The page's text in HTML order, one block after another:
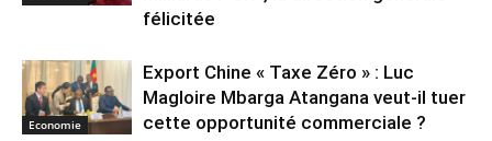
félicitée
Economie
Export Chine « Taxe Zéro » : Luc
Magloire Mbarga Atangana veut-il tuer
cette opportunité commerciale ?